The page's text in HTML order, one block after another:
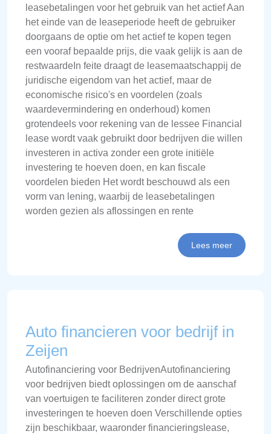
leasebetalingen voor het gebruik van het actief Aan
het einde van de leaseperiode heeft de gebruiker
doorgaans de optie om het actief te kopen tegen
een vooraf bepaalde prijs, die vaak gelijk is aan de
restwaardeIn feite draagt de leasemaatschappij de
juridische eigendom van het actief, maar de
economische risico's en voordelen (zoals
waardevermindering en onderhoud) komen
grotendeels voor rekening van de lessee Financial
lease wordt vaak gebruikt door bedrijven die willen
investeren in activa zonder een grote initiële
investering te hoeven doen, en kan fiscale
voordelen bieden Het wordt beschouwd als een
vorm van lening, waarbij de leasebetalingen
worden gezien als aflossingen en rente
Lees meer
Auto financieren voor bedrijf in
Zeijen
Autofinanciering voor BedrijvenAutofinanciering
voor bedrijven biedt oplossingen om de aanschaf
van voertuigen te faciliteren zonder direct grote
investeringen te hoeven doen Verschillende opties
zijn beschikbaar, waaronder financieringslease,